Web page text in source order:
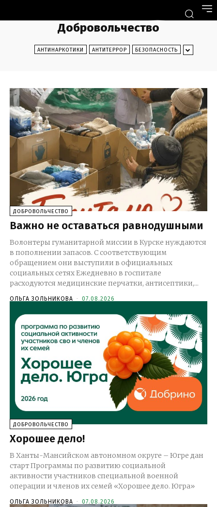
Добровольчество
АНТИНАРКОТИКИ АНТИТЕРРОР БЕЗОПАСНОСТЬ
ДОБРОВОЛЬЧЕСТВО
Важно не оставаться равнодушными
Волонтеры гуманитарной миссии в Курске нуждаются
в пополнении запасов. С соответствующим
обращением они выступили в официальных
социальных сетях Ежедневно в госпитале
расходуются медицинские перчатки, антисептики,...
ОЛЬГА ЗОЛЬНИКОВА - 07.08.2026
ДОБРОВОЛЬЧЕСТВО
Хорошее дело!
В Ханты-Мансийском автономном округе – Югре дан
старт Программы по развитию социальной
активности участников специальной военной
операции и членов их семей «Хорошее дело. Югра»
ОЛЬГА ЗОЛЬНИКОВА - 07.08.2026